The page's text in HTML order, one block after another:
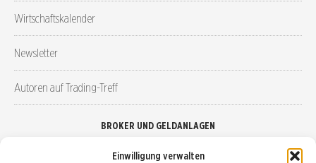
Einwilligung verwalten
Wirtschaftskalender
Newsletter
Autoren auf Trading-Treff
BROKER UND GELDANLAGEN